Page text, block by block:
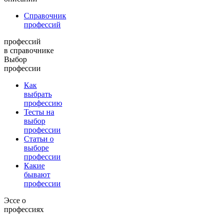
Справочник
профессий
профессий
в справочнике
Выбор
профессии
Как
выбрать
профессию
Тесты на
выбор
профессии
Статьи о
выборе
профессии
Какие
бывают
профессии
Эссе о
профессиях